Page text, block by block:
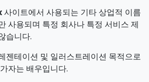
사이트에서 사용되는 기타 상업적 이름
사용되며 특정 회사나 특정 서비스 제
습니다.
젠테이션 및 일러스트레이션 목적으로
자는 배우입니다.